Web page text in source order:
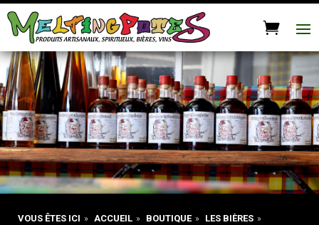
VOUS ÊTES ICI » ACCUEIL » BOUTIQUE » LES BIÈRES »